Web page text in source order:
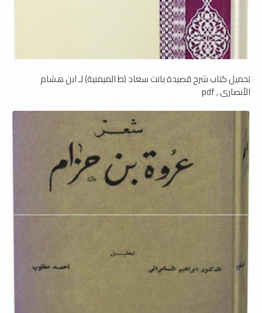
تحميل كتاب شرح قصيدة بانت سعاد (ط الميمنية) لـ ابن هشام
الأنصاري , pdf